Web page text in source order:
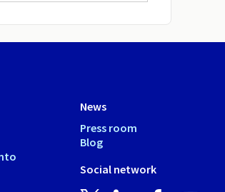
News
Press room
Blog
Social network